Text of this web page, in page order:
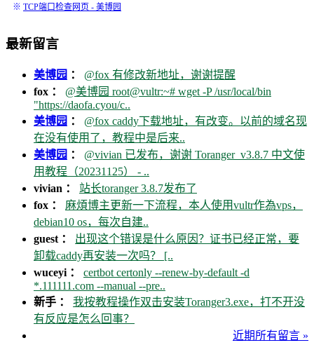
※ TCP端口检查网页 - 美博园
最新留言
美博园 ： @fox 有修改新地址，谢谢提醒
fox ： @美博园 root@vultr:~# wget -P /usr/local/bin
"https://daofa.cyou/c..
美博园 ： @fox caddy下载地址，有改变。以前的域名现
在没有使用了，教程中是后来..
美博园 ： @vivian 已发布，谢谢 Toranger_v3.8.7 中文使
用教程（20231125） - ..
vivian ： 站长toranger 3.8.7发布了
fox ： 麻煩博主更新一下流程，本人使用vultr作為vps，
debian10 os，每次自建..
guest ： 出现这个错误是什么原因？证书已经正常，要
卸载caddy再安装一次吗？ [..
wuceyi ： certbot certonly --renew-by-default -d
*.111111.com --manual --pre..
新手 ： 我按教程操作双击安装Toranger3.exe，打不开没
有反应是怎么回事？
近期所有留言 »